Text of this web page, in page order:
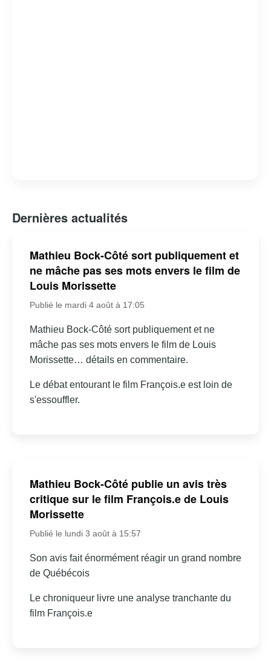
Dernières actualités
Mathieu Bock-Côté sort publiquement et
ne mâche pas ses mots envers le film de
Louis Morissette
Publié le mardi 4 août à 17:05
Mathieu Bock-Côté sort publiquement et ne
mâche pas ses mots envers le film de Louis
Morissette… détails en commentaire.
Le débat entourant le film François.e est loin de
s'essouffler.
Mathieu Bock-Côté publie un avis très
critique sur le film François.e de Louis
Morissette
Publié le lundi 3 août à 15:57
Son avis fait énormément réagir un grand nombre
de Québécois
Le chroniqueur livre une analyse tranchante du
film François.e